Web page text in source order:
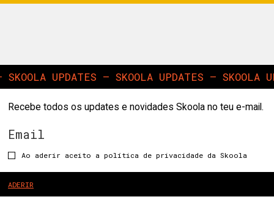
UPDATES — SKOOLA UPDATES — SKOOLA
Recebe todos os updates e novidades Skoola no teu e-mail.
Ao aderir aceito a política de privacidade da Skoola